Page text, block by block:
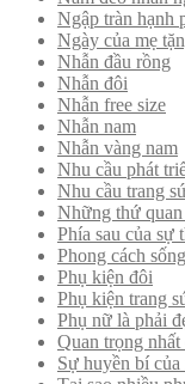
Ngập tràn hạnh
Ngày của mẹ
Nhẫn đầu rồng
Nhẫn đôi
Nhẫn free size
Nhẫn nam
Nhẫn vàng nam
Nhu cầu phát
Nhu cầu trang
Những thứ quan
Phía sau của sự
Phong cách
Phụ kiện đôi
Phụ kiện trang
Phụ nữ là phải
Quan trọng
Sự huyền bí